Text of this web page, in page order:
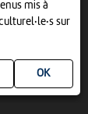
mis à
sur